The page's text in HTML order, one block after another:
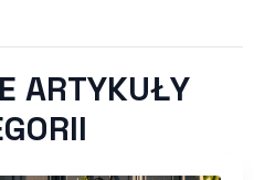
ARTYKUŁY